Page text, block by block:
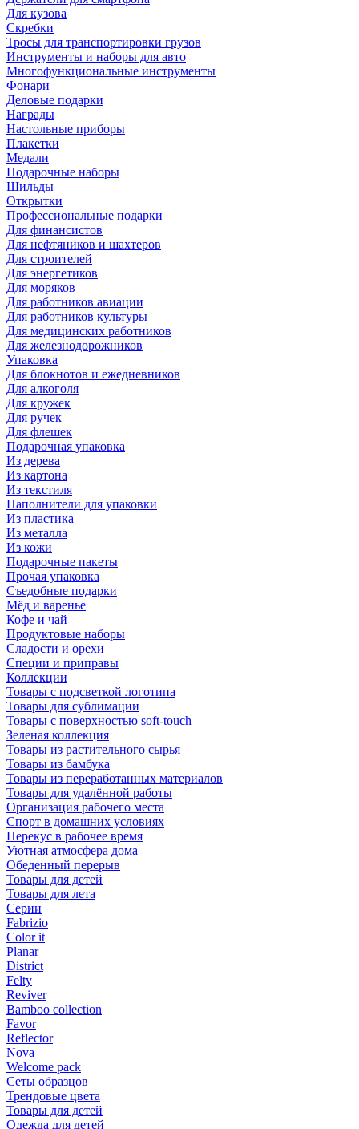
Для кузова
Скребки
Тросы для транспортировки грузов
Инструменты и наборы для авто
Многофункциональные инструменты
Фонари
Деловые подарки
Награды
Настольные приборы
Плакетки
Медали
Подарочные наборы
Шильды
Открытки
Профессиональные подарки
Для финансистов
Для нефтяников и шахтеров
Для строителей
Для энергетиков
Для моряков
Для работников авиации
Для работников культуры
Для медицинских работников
Для железнодорожников
Упаковка
Для блокнотов и ежедневников
Для алкоголя
Для кружек
Для ручек
Для флешек
Подарочная упаковка
Из дерева
Из картона
Из текстиля
Наполнители для упаковки
Из пластика
Из металла
Из кожи
Подарочные пакеты
Прочая упаковка
Съедобные подарки
Мёд и варенье
Кофе и чай
Продуктовые наборы
Сладости и орехи
Специи и приправы
Коллекции
Товары с подсветкой логотипа
Товары для сублимации
Товары с поверхностью soft-touch
Зеленая коллекция
Товары из растительного сырья
Товары из бамбука
Товары из переработанных материалов
Товары для удалённой работы
Организация рабочего места
Спорт в домашних условиях
Перекус в рабочее время
Уютная атмосфера дома
Обеденный перерыв
Товары для детей
Товары для лета
Серии
Fabrizio
Color it
Planar
District
Felty
Reviver
Bamboo collection
Favor
Reflector
Nova
Welcome pack
Сеты образцов
Трендовые цвета
Товары для детей
Одежда для детей